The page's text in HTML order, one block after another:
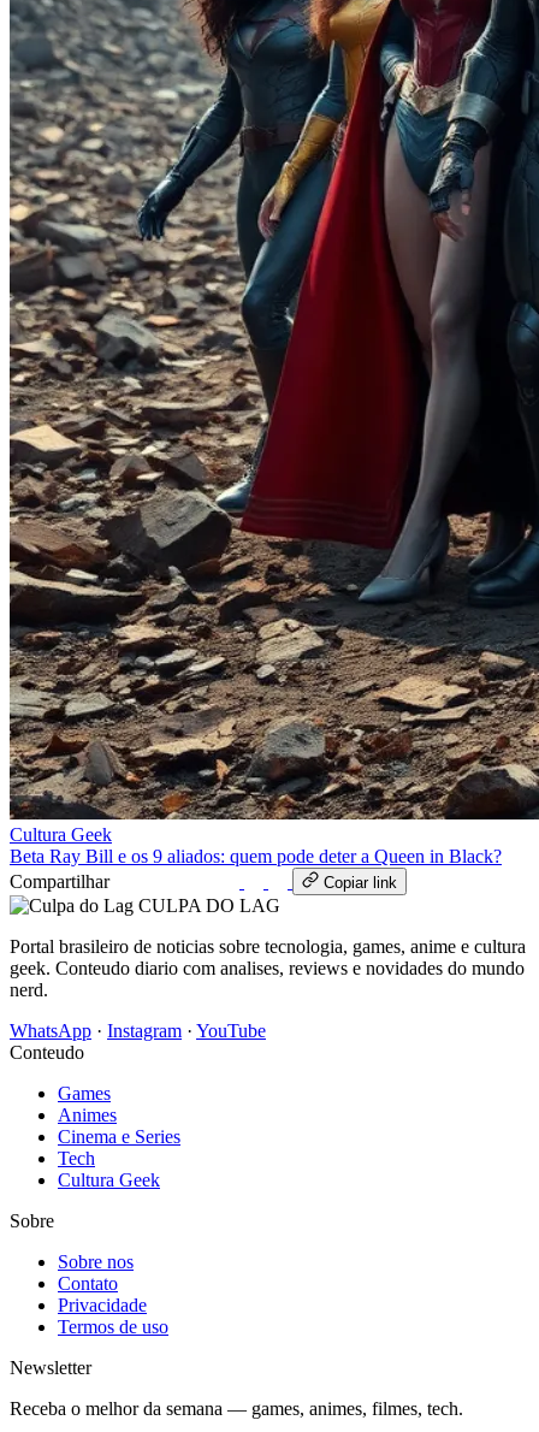
Cultura Geek
Beta Ray Bill e os 9 aliados: quem pode deter a Queen in Black?
Compartilhar
Copiar link
CULPA DO LAG
Portal brasileiro de noticias sobre tecnologia, games, anime e cultura
geek. Conteudo diario com analises, reviews e novidades do mundo
nerd.
WhatsApp · Instagram · YouTube
Conteudo
Games
Animes
Cinema e Series
Tech
Cultura Geek
Sobre
Sobre nos
Contato
Privacidade
Termos de uso
Newsletter
Receba o melhor da semana — games, animes, filmes, tech.